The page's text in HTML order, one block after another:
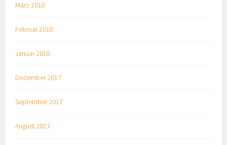
März 2018
Februar 2018
Januar 2018
Dezember 2017
September 2017
August 2017